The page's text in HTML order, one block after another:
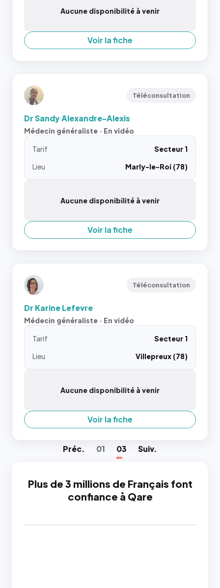
Aucune disponibilité à venir
Voir la fiche
Téléconsultation
Dr Sandy Alexandre-Alexis
Médecin généraliste · En vidéo
Tarif
Secteur 1
Lieu
Marly-le-Roi (78)
Aucune disponibilité à venir
Voir la fiche
Téléconsultation
Dr Karine Lefevre
Médecin généraliste · En vidéo
Tarif
Secteur 1
Lieu
Villepreux (78)
Aucune disponibilité à venir
Voir la fiche
Préc. 01 03 Suiv.
Plus de 3 millions de Français font
confiance à Qare